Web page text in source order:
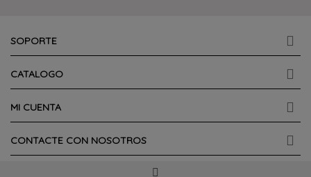
SOPORTE
CATALOGO
MI CUENTA
CONTACTE CON NOSOTROS